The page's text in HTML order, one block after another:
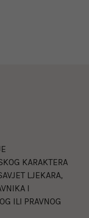
KARAKTERA
LJEKARA,
I
ILI PRAVNOG